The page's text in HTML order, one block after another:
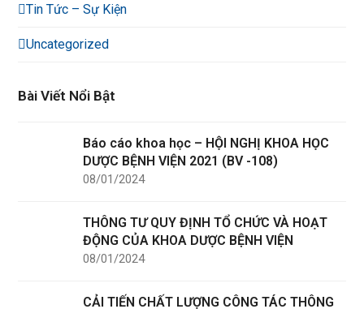
Tin Tức – Sự Kiện
Uncategorized
Bài Viết Nổi Bật
Báo cáo khoa học – HỘI NGHỊ KHOA HỌC
DƯỢC BỆNH VIỆN 2021 (BV -108)
08/01/2024
THÔNG TƯ QUY ĐỊNH TỔ CHỨC VÀ HOẠT
ĐỘNG CỦA KHOA DƯỢC BỆNH VIỆN
08/01/2024
CẢI TIẾN CHẤT LƯỢNG CÔNG TÁC THÔNG